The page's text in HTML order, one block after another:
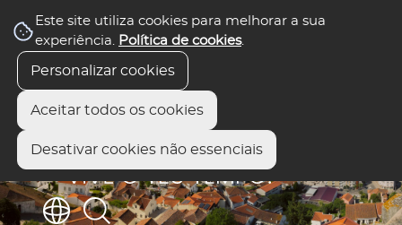
Este site utiliza cookies para melhorar a sua
experiência. Política de cookies.
Personalizar cookies
Aceitar todos os cookies
Desativar cookies não essenciais